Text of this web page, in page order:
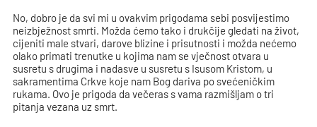
No, dobro je da svi mi u ovakvim prigodama sebi posvijestimo
neizbježnost smrti. Možda ćemo tako i drukčije gledati na život,
cijeniti male stvari, darove blizine i prisutnosti i možda nećemo
olako primati trenutke u kojima nam se vječnost otvara u
susretu s drugima i nadasve u susretu s Isusom Kristom, u
sakramentima Crkve koje nam Bog dariva po svećeničkim
rukama. Ovo je prigoda da večeras s vama razmišljam o tri
pitanja vezana uz smrt.